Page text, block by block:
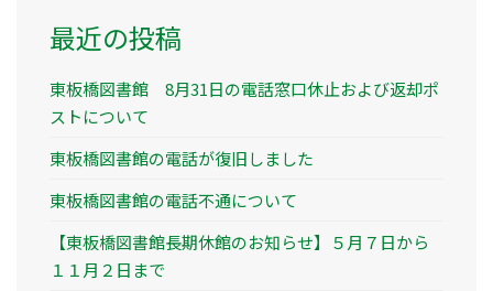
最近の投稿
東板橋図書館 8月31日の電話窓口休止および返却ポ
ストについて
東板橋図書館の電話が復旧しました
東板橋図書館の電話不通について
【東板橋図書館長期休館のお知らせ】５月７日から
１１月２日まで